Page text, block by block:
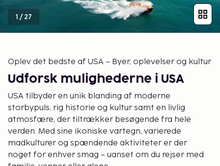
1 /27
Oplev det bedste af USA – Byer, oplevelser og kultur
Udforsk mulighederne i USA
USA tilbyder en unik blanding af moderne
storbypuls, rig historie og kultur samt en livlig
atmosfære, der tiltrækker besøgende fra hele
verden. Med sine ikoniske vartegn, varierede
madkulturer og spændende aktiviteter er der
noget for enhver smag – uanset om du rejser med